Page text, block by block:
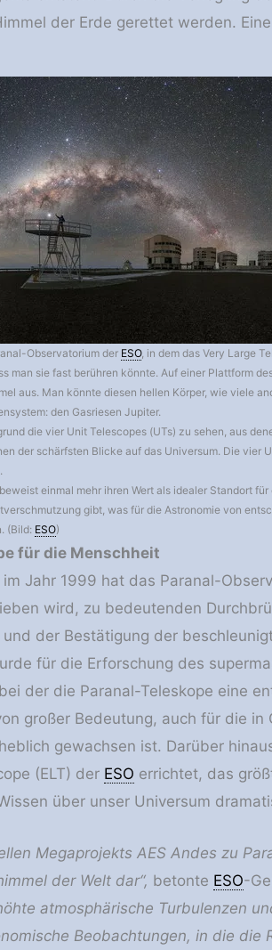
der Erde gerettet werden.
Observatorium der ESO, in dem das Very Large
man sie fast berühren könnte. Auf einer Plattform
aus. Man könnte diesen hellen Körper, wie viele
den Gasriesen Jupiter.
die vier Unit Telescopes (UTs) zu sehen, aus
der schärfsten Blicke auf das Universum. Die
einmal mehr ihren Wert als idealer Standort für
gibt, was für die Astronomie von
(Bild: ESO)
für die Menschheit
Jahr 1999 hat das Paranal-
wird, zu bedeutenden
der Bestätigung der
für die Erforschung des
der die Paranal-Teleskope eine
großer Bedeutung, auch für die
gewachsen ist. Darüber
(ELT) der ESO errichtet, das
über unser Universum
Megaprojekts AES Andes zu
der Welt dar“, betonte ESO-
atmosphärische Turbulenzen
Beobachtungen, in die die